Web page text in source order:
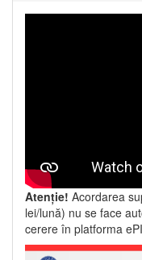
Atenție! Acordarea
lei/lună) nu se face
cerere în platforma